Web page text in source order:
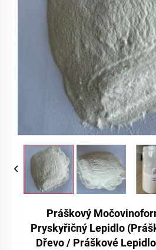
Práškový
Pryskyřičný Lepidlo
Dřevo / Práškové